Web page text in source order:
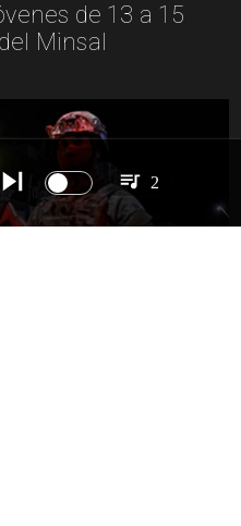
de 13 a 15
Minsal
2